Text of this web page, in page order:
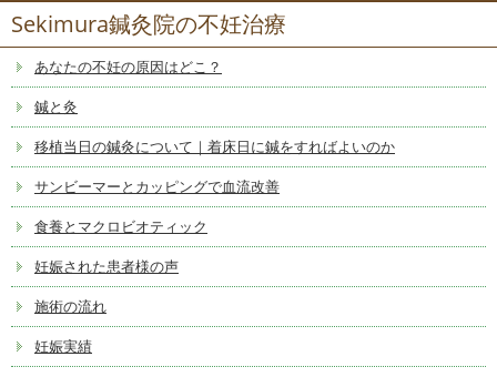
Sekimura鍼灸院の不妊治療
あなたの不妊の原因はどこ？
鍼と灸
移植当日の鍼灸について｜着床日に鍼をすればよいのか
サンビーマーとカッピングで血流改善
食養とマクロビオティック
妊娠された患者様の声
施術の流れ
妊娠実績